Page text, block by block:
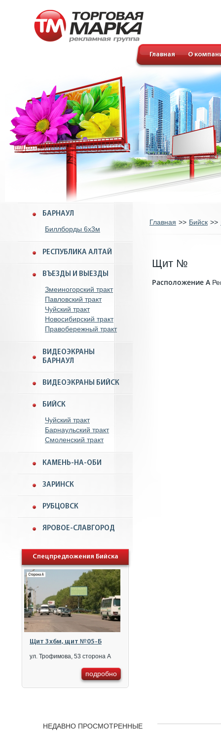
Главная О
БАРНАУЛ
Биллборды 6x3м
РЕСПУБЛИКА АЛТАЙ
ВЪЕЗДЫ И ВЫЕЗДЫ
Змеиногорский тракт
Павловский тракт
Чуйский тракт
Новосибирский тракт
Правобережный тракт
ВИДЕОЭКРАНЫ
БАРНАУЛ
ВИДЕОЭКРАНЫ БИЙСК
БИЙСК
Чуйский тракт
Барнаульский тракт
Смоленский тракт
КАМЕНЬ-НА-ОБИ
ЗАРИНСК
РУБЦОВСК
ЯРОВОЕ-СЛАВГОРОД
Спецпредложения Бийска
Щит 3x6м, щит №05-Б
ул. Трофимова, 53 сторона А
подробно
Главная >> Бийск >>
Щит №
Расположение А
НЕДАВНО ПРОСМОТРЕННЫЕ